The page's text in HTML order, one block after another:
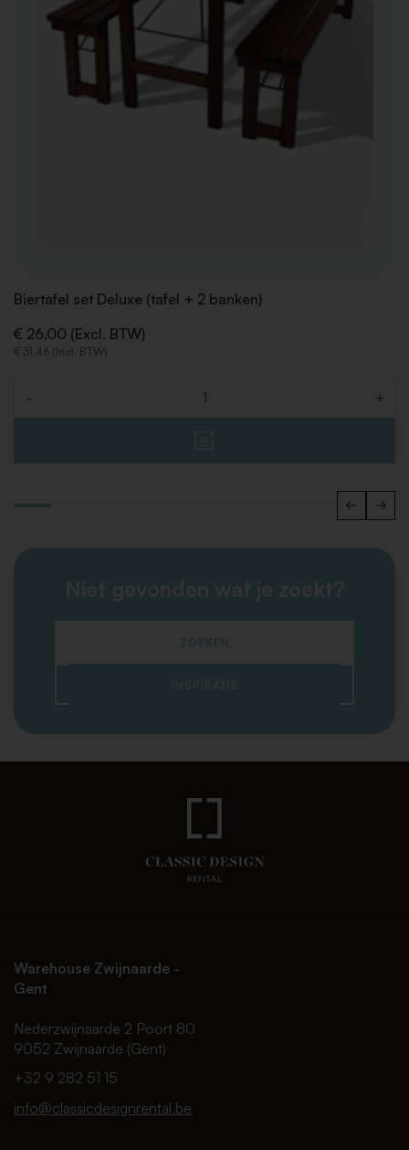
Biertafel set Deluxe (tafel + 2 banken)
€ 26,00 (Excl. BTW)
€ 31,46 (Incl. BTW)
- +
Niet gevonden wat je zoekt?
ZOEKEN
INSPIRATIE
Warehouse Zwijnaarde -
Gent
Nederzwijnaarde 2 Poort 80
9052 Zwijnaarde (Gent)
+32 9 282 51 15
info@classicdesignrental.be